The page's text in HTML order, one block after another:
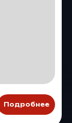
Подробнее